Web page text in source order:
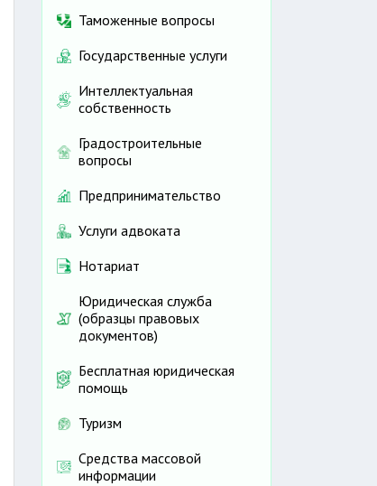
Таможенные вопросы
Государственные услуги
Интеллектуальная
собственность
Градостроительные
вопросы
Предпринимательство
Услуги адвоката
Нотариат
Юридическая служба
(образцы правовых
документов)
Бесплатная юридическая
помощь
Туризм
Средства массовой
информации